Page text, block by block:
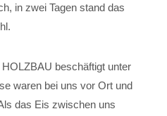
in zwei Tagen stand das
beschäftigt unter
waren bei uns vor Ort und
das Eis zwischen uns